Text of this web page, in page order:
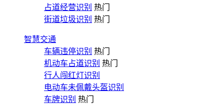
占道经营识别 热门
街道垃圾识别 热门
智慧交通
车辆违停识别 热门
机动车占道识别 热门
行人闯红灯识别
电动车未佩戴头盔识别
车牌识别 热门